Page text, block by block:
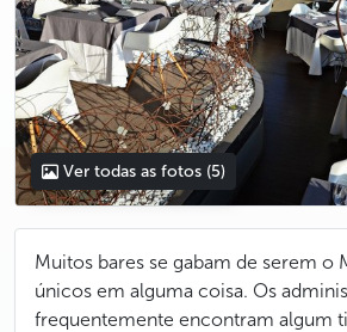
Ver todas as fotos (5)
Muitos bares se gabam de serem o
únicos em alguma coisa. Os
frequentemente encontram algum